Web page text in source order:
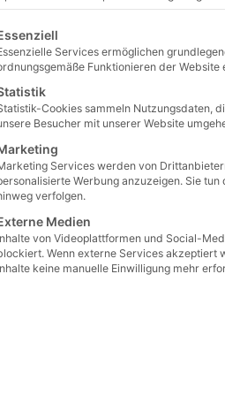
eine Liste der Service-
Services ermöglichen
Funktionieren der Website
Cookies sammeln Nutzungsdaten,
Besucher mit unserer Website
Services werden von
Werbung anzuzeigen. Sie
verfolgen.
Medien
von Videoplattformen und Social-
Wenn externe Services akzeptiert
keine manuelle Einwilligung mehr